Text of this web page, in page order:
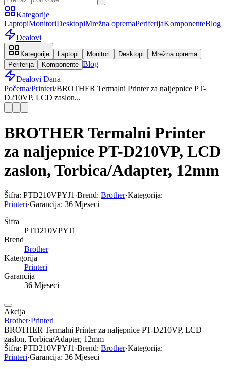
Kategorije
LaptopiMonitoriDesktopiMrežna opremaPeriferijaKomponenteBlog
Dealovi
Kategorije Laptopi Monitori Desktopi
Mrežna oprema
Periferija
Komponente Blog
Dealovi Dana
Početna/Printeri/BROTHER Termalni Printer za naljepnice PT-
D210VP, LCD zaslon...
BROTHER Termalni Printer
za naljepnice PT-D210VP, LCD
zaslon, Torbica/Adapter, 12mm
Šifra: PTD210VPYJ1 ·Brend: Brother·Kategorija:
Printeri·Garancija: 36 Mjeseci
Šifra
PTD210VPYJ1
Brend
Brother
Kategorija
Printeri
Garancija
36 Mjeseci
Akcija
Brother·Printeri
BROTHER Termalni Printer za naljepnice PT-D210VP, LCD
zaslon, Torbica/Adapter, 12mm
Šifra: PTD210VPYJ1 ·Brend: Brother·Kategorija:
Printeri·Garancija: 36 Mjeseci